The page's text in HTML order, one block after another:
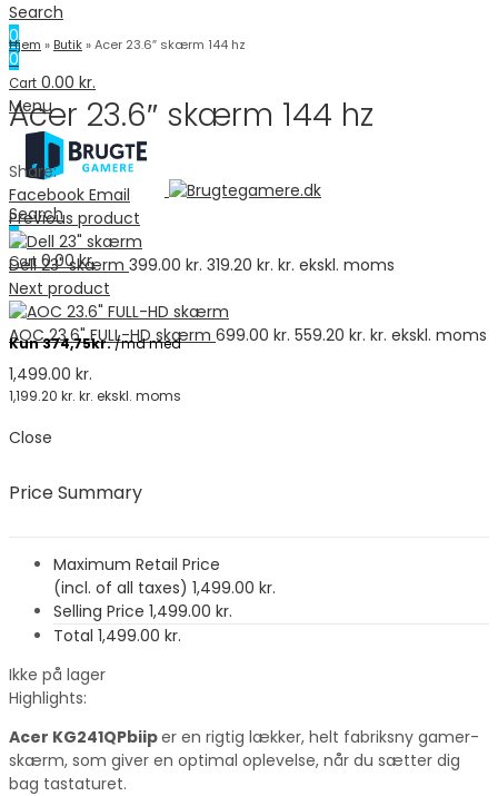
Search
0
0
Cart 0.00 kr.
Menu
Search
0
Cart 0.00kr.
Hjem » Butik»Acer 23.6″ skærm 144 hz
Acer 23.6″ skærm 144 hz
Share:
Facebook Email
Previous product
Dell 23" skærm 399.00 kr. 319.20 kr. kr. ekskl. moms
Next product
AOC 23.6" FULL-HD skærm 699.00 kr. 559.20 kr. kr. ekskl. moms
1,499.00 kr.
1,199.20 kr. kr. ekskl. moms
Close
Price Summary
Maximum Retail Price
(incl. of all taxes) 1,499.00 kr.
Selling Price 1,499.00 kr.
Total 1,499.00 kr.
Ikke på lager
Highlights:
Acer KG241QPbiiper en rigtig lækker, helt fabriksny gamer-
skærm, som giver en optimal oplevelse, når du sætter dig
bag tastaturet.